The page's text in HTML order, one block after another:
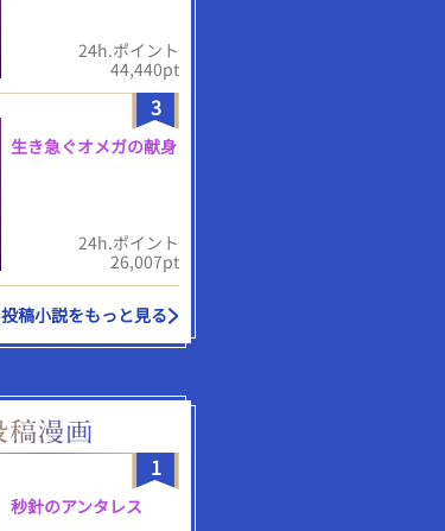
24h.ポイント
44,440pt
3
生き急ぐオメガの献身
24h.ポイント
26,007pt
投稿小説をもっと見る
1
秒針のアンタレス